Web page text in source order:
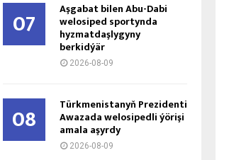
07 Aşgabat bilen Abu-Dabi
welosiped sportynda
hyzmatdaşlygyny
berkidýär
2026-08-09
08 Türkmenistanyň Prezidenti
Awazada welosipedli ýörişi
amala aşyrdy
2026-08-09